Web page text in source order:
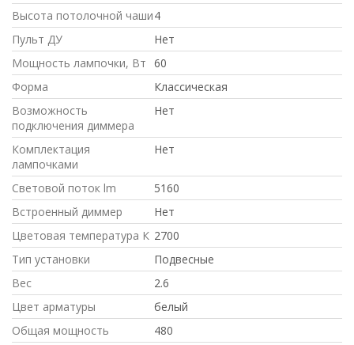
Высота потолочной чаши4
Пульт ДУ
Нет
Мощность лампочки, Вт 60
Форма
Классическая
Возможность
подключения диммера
Нет
Комплектация
лампочками
Нет
Световой поток lm
5160
Встроенный диммер
Нет
Цветовая температура К 2700
Тип установки
Подвесные
Вес
2.6
Цвет арматуры
белый
Общая мощность
480